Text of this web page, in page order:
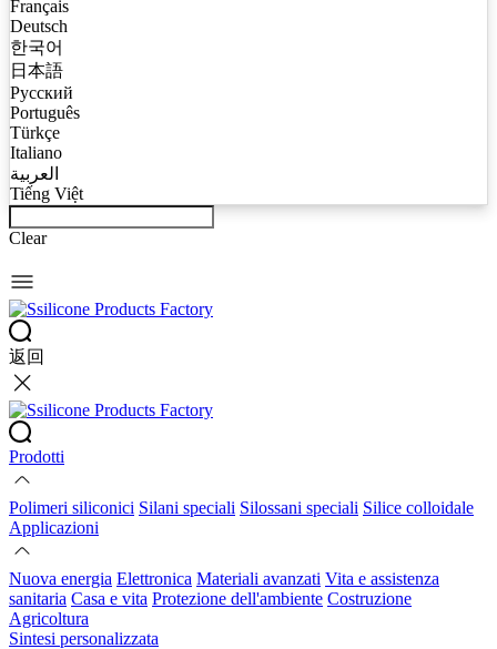
Français
Deutsch
한국어
日本語
Русский
Português
Türkçe
Italiano
العربية
Tiếng Việt
Clear
返回
Prodotti
Polimeri siliconici Silani speciali Silossani speciali Silice colloidale
Applicazioni
Nuova energia Elettronica Materiali avanzati Vita e assistenza
sanitaria Casa e vita Protezione dell'ambiente Costruzione
Agricoltura
Sintesi personalizzata